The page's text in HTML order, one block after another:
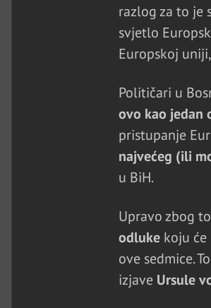
razlog za to je
svjetlo
Europskoj
Političari u
ovo kao jedan
pristupanje
najvećeg (ili
u BiH.
Upravo zbog
odlukekoju će
ove sedmice.
izjave Ursule